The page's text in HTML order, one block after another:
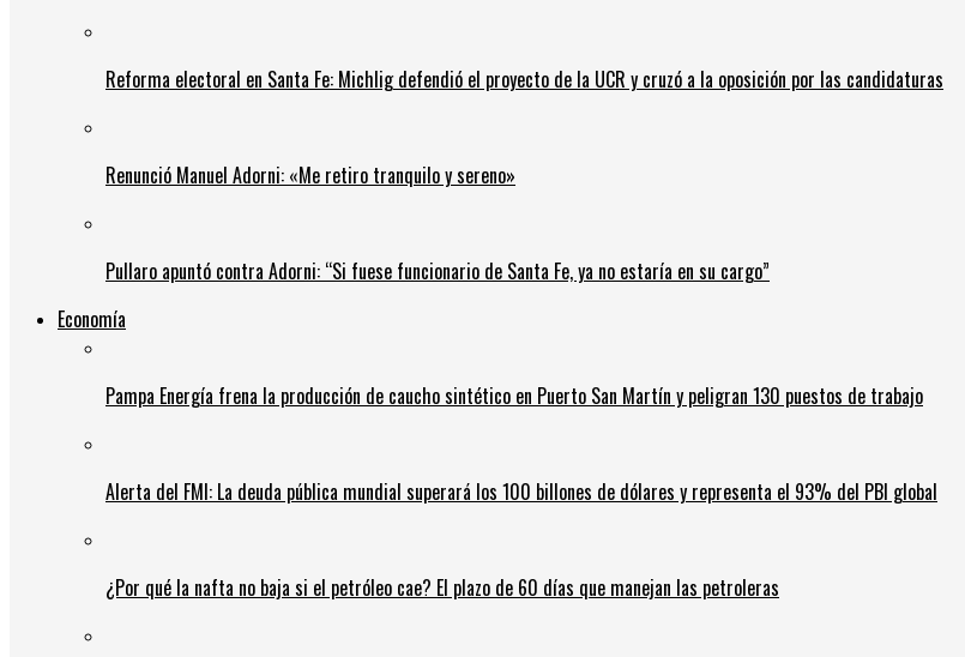
Reforma electoral en Santa Fe: Michlig defendió el proyecto de la UCR y cruzó a la oposición por las candidaturas
Renunció Manuel Adorni: «Me retiro tranquilo y sereno»
Pullaro apuntó contra Adorni: “Si fuese funcionario de Santa Fe, ya no estaría en su cargo”
Economía
Pampa Energía frena la producción de caucho sintético en Puerto San Martín y peligran 130 puestos de trabajo
Alerta del FMI: La deuda pública mundial superará los 100 billones de dólares y representa el 93% del PBI global
¿Por qué la nafta no baja si el petróleo cae? El plazo de 60 días que manejan las petroleras